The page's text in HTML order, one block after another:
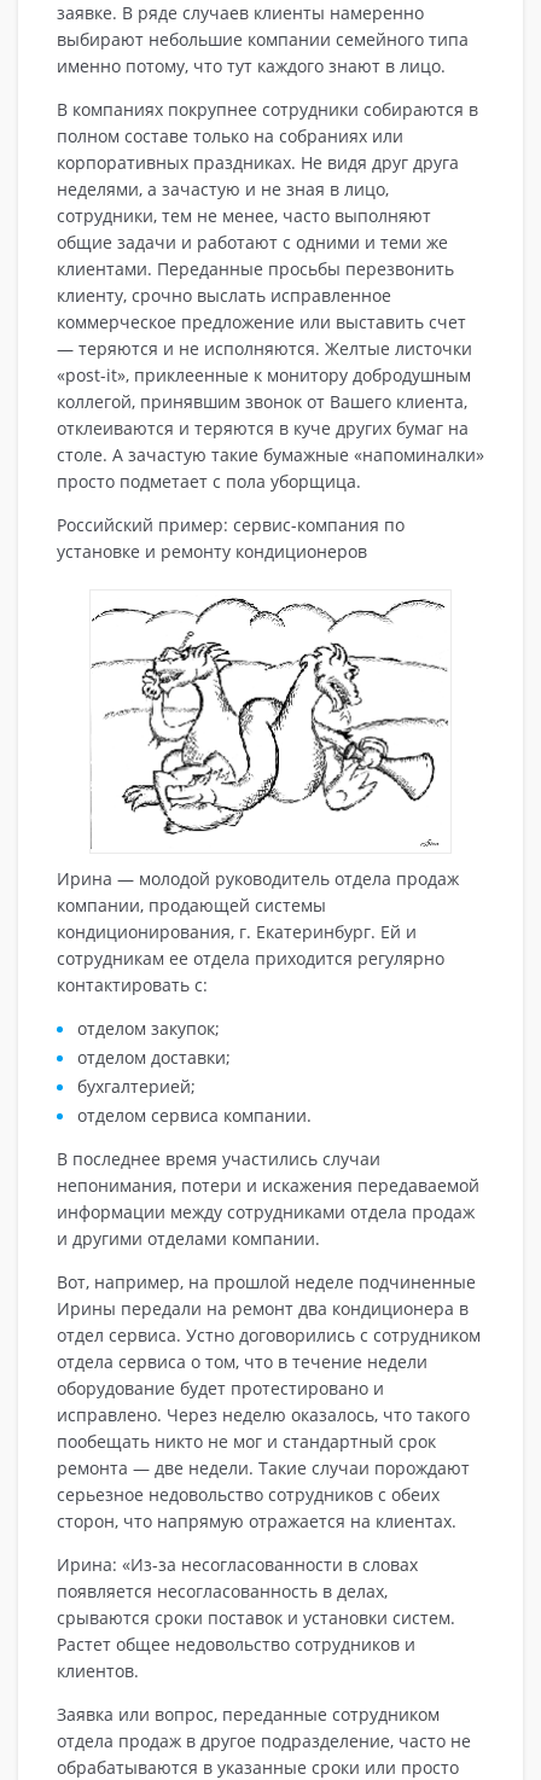
заявке. В ряде случаев клиенты намеренно
выбирают небольшие компании семейного типа
именно потому, что тут каждого знают в лицо.
В компаниях покрупнее сотрудники собираются в
полном составе только на собраниях или
корпоративных праздниках. Не видя друг друга
неделями, а зачастую и не зная в лицо,
сотрудники, тем не менее, часто выполняют
общие задачи и работают с одними и теми же
клиентами. Переданные просьбы перезвонить
клиенту, срочно выслать исправленное
коммерческое предложение или выставить счет
— теряются и не исполняются. Желтые листочки
«post-it», приклеенные к монитору добродушным
коллегой, принявшим звонок от Вашего клиента,
отклеиваются и теряются в куче других бумаг на
столе. А зачастую такие бумажные «напоминалки»
просто подметает с пола уборщица.
Российский пример: сервис-компания по
установке и ремонту кондиционеров
Ирина — молодой руководитель отдела продаж
компании, продающей системы
кондиционирования, г. Екатеринбург. Ей и
сотрудникам ее отдела приходится регулярно
контактировать с:
отделом закупок;
отделом доставки;
бухгалтерией;
отделом сервиса компании.
В последнее время участились случаи
непонимания, потери и искажения передаваемой
информации между сотрудниками отдела продаж
и другими отделами компании.
Вот, например, на прошлой неделе подчиненные
Ирины передали на ремонт два кондиционера в
отдел сервиса. Устно договорились с сотрудником
отдела сервиса о том, что в течение недели
оборудование будет протестировано и
исправлено. Через неделю оказалось, что такого
пообещать никто не мог и стандартный срок
ремонта — две недели. Такие случаи порождают
серьезное недовольство сотрудников с обеих
сторон, что напрямую отражается на клиентах.
Ирина: «Из-за несогласованности в словах
появляется несогласованность в делах,
срываются сроки поставок и установки систем.
Растет общее недовольство сотрудников и
клиентов.
Заявка или вопрос, переданные сотрудником
отдела продаж в другое подразделение, часто не
обрабатываются в указанные сроки или просто